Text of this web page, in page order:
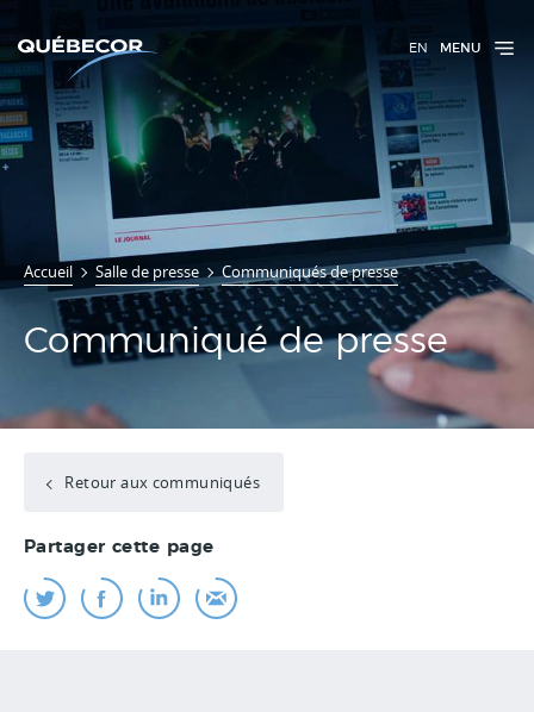
EN MENU
Accueil Salle de presse Communiqués de presse
Communiqué de presse
Retour aux communiqués
Partager cette page